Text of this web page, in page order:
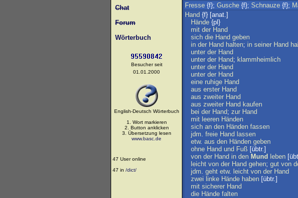
Chat
Forum
Wörterbuch
Besucher seit
01.01.2000
English-Deutsch Wörterbuch
1. Wort markieren
2. Button anklicken
3. Übersetzung lesen
www.basc.de
47 User online
47 in /dict/
Fresse {f}; Gusche {f}; Schnauze {f};
Hand {f} [anat.]
Hände {pl}
mit der Hand
sich die Hand geben
in der Hand halten; in seiner Hand
unter der Hand
unter der Hand; klammheimlich
unter der Hand
unter der Hand
eine ruhige Hand
aus erster Hand
aus zweiter Hand
aus zweiter Hand kaufen
bei der Hand; zur Hand
mit leeren Händen
sich an den Händen fassen
jdm. freie Hand lassen
etw. aus den Händen geben
ohne Hand und Fuß [übtr.]
von der Hand in den Mund leben
leicht von der Hand gehen; gut von
jdm. geht etw. leicht von der Hand
zwei linke Hände haben [übtr.]
mit sicherer Hand
die Hände falten